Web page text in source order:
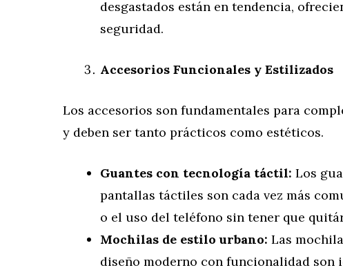
desgastados están en tendencia,
seguridad.
Accesorios Funcionales y Estilizados
Los accesorios son fundamentales para
y deben ser tanto prácticos como estéticos.
Guantes con tecnología táctil: Los
pantallas táctiles son cada vez más
o el uso del teléfono sin tener que
Mochilas de estilo urbano: Las
diseño moderno con funcionalidad son